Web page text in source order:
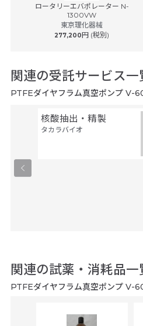
ロータリーエバポレーター N-
1300VW
東京理化器械
277,200円 (税別)
関連の受託サービス一
PTFEダイヤフラム真空ポンプ V-
核酸抽出・精製
タカラバイオ
関連の試薬・消耗品一
PTFEダイヤフラム真空ポンプ V-